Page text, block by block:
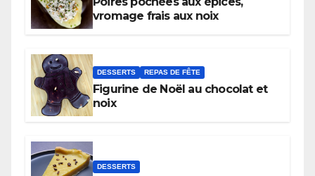
vromage frais aux noix
DESSERTS REPAS DE FÊTE
Figurine de Noël au chocolat et
noix
DESSERTS